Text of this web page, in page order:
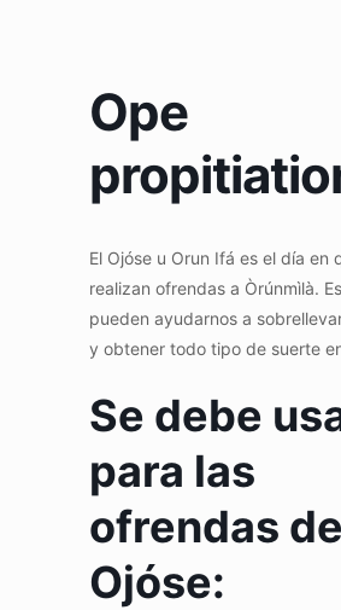
Ope
El Ojóse u Orun Ifá es el día en
realizan ofrendas a Òrúnmìlà.
pueden ayudarnos a
y obtener todo tipo de suerte
Se debe
para las
ofrendas
Ojóse: